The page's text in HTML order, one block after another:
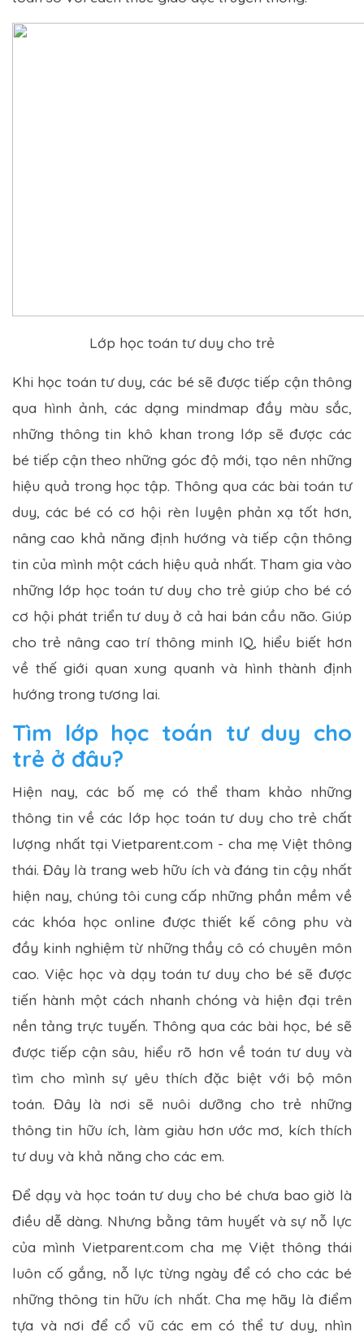
Lớp học toán tư duy cho trẻ
Khi học toán tư duy, các bé sẽ được tiếp cận thông
qua hình ảnh, các dạng mindmap đầy màu sắc,
những thông tin khô khan trong lớp sẽ được các
bé tiếp cận theo những góc độ mới, tạo nên những
hiệu quả trong học tập. Thông qua các bài toán tư
duy, các bé có cơ hội rèn luyện phản xạ tốt hơn,
nâng cao khả năng định hướng và tiếp cận thông
tin của mình một cách hiệu quả nhất. Tham gia vào
những lớp học toán tư duy cho trẻ giúp cho bé có
cơ hội phát triển tư duy ở cả hai bán cầu não. Giúp
cho trẻ nâng cao trí thông minh IQ, hiểu biết hơn
về thế giới quan xung quanh và hình thành định
hướng trong tương lai.
Tìm lớp học toán tư duy cho
trẻ ở đâu?
Hiện nay, các bố mẹ có thể tham khảo những
thông tin về các lớp học toán tư duy cho trẻ chất
lượng nhất tại Vietparent.com - cha mẹ Việt thông
thái. Đây là trang web hữu ích và đáng tin cậy nhất
hiện nay, chúng tôi cung cấp những phần mềm về
các khóa học online được thiết kế công phu và
đầy kinh nghiệm từ những thầy cô có chuyên môn
cao. Việc học và dạy toán tư duy cho bé sẽ được
tiến hành một cách nhanh chóng và hiện đại trên
nền tảng trực tuyến. Thông qua các bài học, bé sẽ
được tiếp cận sâu, hiểu rõ hơn về toán tư duy và
tìm cho mình sự yêu thích đặc biệt với bộ môn
toán. Đây là nơi sẽ nuôi dưỡng cho trẻ những
thông tin hữu ích, làm giàu hơn ước mơ, kích thích
tư duy và khả năng cho các em.
Để dạy và học toán tư duy cho bé chưa bao giờ là
điều dễ dàng. Nhưng bằng tâm huyết và sự nỗ lực
của mình Vietparent.com cha mẹ Việt thông thái
luôn cố gắng, nỗ lực từng ngày để có cho các bé
những thông tin hữu ích nhất. Cha mẹ hãy là điểm
tựa và nơi để cổ vũ các em có thể tư duy, nhìn